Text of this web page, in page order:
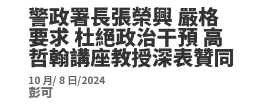
警政署長張榮興 嚴格
要求 杜絕政治干預 高
哲翰講座教授深表贊同
10 月/ 8 日/2024
彭可